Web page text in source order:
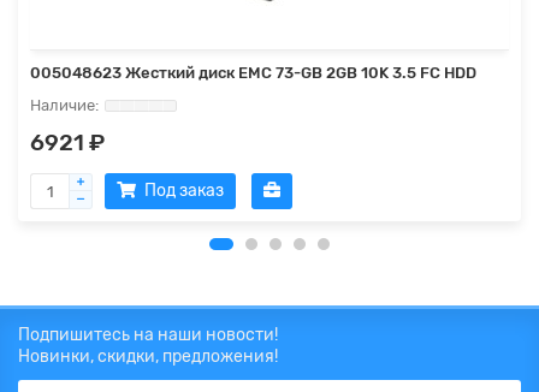
005048623 Жесткий диск EMC 73-GB 2GB 10K 3.5 FC HDD
6921 ₽
Под заказ
Подпишитесь на наши новости!
Новинки, скидки, предложения!